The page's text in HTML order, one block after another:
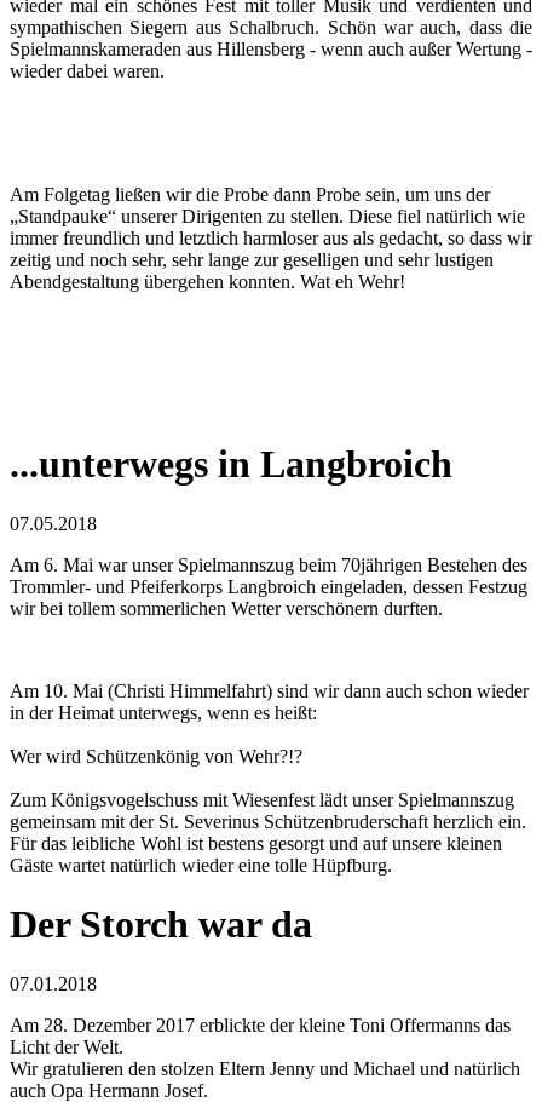
wieder mal ein schönes Fest mit toller Musik und verdienten und
sympathischen Siegern aus Schalbruch. Schön war auch, dass die
Spielmannskameraden aus Hillensberg - wenn auch außer Wertung -
wieder dabei waren.
Am Folgetag ließen wir die Probe dann Probe sein, um uns der
„Standpauke“ unserer Dirigenten zu stellen. Diese fiel natürlich wie
immer freundlich und letztlich harmloser aus als gedacht, so dass wir
zeitig und noch sehr, sehr lange zur geselligen und sehr lustigen
Abendgestaltung übergehen konnten. Wat eh Wehr!
...unterwegs in Langbroich
07.05.2018
Am 6. Mai war unser Spielmannszug beim 70jährigen Bestehen des
Trommler- und Pfeiferkorps Langbroich eingeladen, dessen Festzug
wir bei tollem sommerlichen Wetter verschönern durften.
Am 10. Mai (Christi Himmelfahrt) sind wir dann auch schon wieder
in der Heimat unterwegs, wenn es heißt:
Wer wird Schützenkönig von Wehr?!?
Zum Königsvogelschuss mit Wiesenfest lädt unser Spielmannszug
gemeinsam mit der St. Severinus Schützenbruderschaft herzlich ein.
Für das leibliche Wohl ist bestens gesorgt und auf unsere kleinen
Gäste wartet natürlich wieder eine tolle Hüpfburg.
Der Storch war da
07.01.2018
Am 28. Dezember 2017 erblickte der kleine Toni Offermanns das
Licht der Welt.
Wir gratulieren den stolzen Eltern Jenny und Michael und natürlich
auch Opa Hermann Josef.